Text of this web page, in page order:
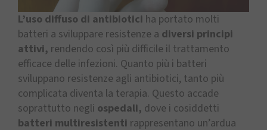
L’uso diffuso di antibiotici ha portato molti
batteri a sviluppare resistenze a diversi principi
attivi, rendendo così più difficile il trattamento
efficace delle infezioni. Quanto più i batteri
sviluppano resistenze agli antibiotici, tanto più
complicata diventa la terapia. Questo accade
soprattutto negli ospedali, dove i cosiddetti
batteri multiresistenti rappresentano un’ardua